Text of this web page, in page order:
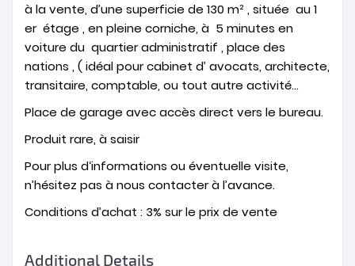
à la vente, d’une superficie de 130 m² , située au 1
er étage , en pleine corniche, à 5 minutes en
voiture du quartier administratif , place des
nations , ( idéal pour cabinet d’ avocats, architecte,
transitaire, comptable, ou tout autre activité…
Place de garage avec accès direct vers le bureau.
Produit rare, à saisir
Pour plus d‘informations ou éventuelle visite,
n’hésitez pas à nous contacter à l’avance.
Conditions d’achat : 3% sur le prix de vente
Additional Details